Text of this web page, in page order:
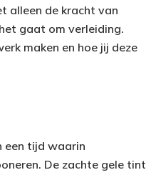
alleen de kracht van
gaat om verleiding.
maken en hoe jij deze
een tijd waarin
De zachte gele tint